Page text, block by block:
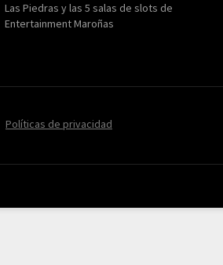
Las Piedras y las 5 salas de slots de
Entertainment Maroñas
Políticas de privacidad